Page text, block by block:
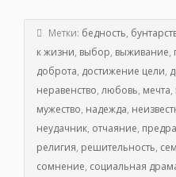
Метки: бедность,
к жизни, выбор, выживание,
доброта, достижение цели,
неравенство, любовь, мечта,
мужество, надежда,
неудачник, отчаяние,
религия, решительность,
сомнение, социальная